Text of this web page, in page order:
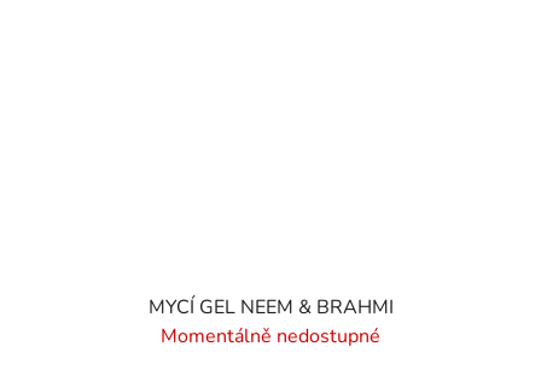
MYCÍ GEL NEEM & BRAHMI
Momentálně nedostupné